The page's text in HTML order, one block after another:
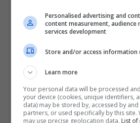
Personalised advertising and
content measurement, audience
services development
Store and/or access information
Learn more
Your personal data will be processed
your device (cookies, unique identifiers,
data) may be stored by, accessed by
partners, or used specifically by this
may use precise geolocation data. List of